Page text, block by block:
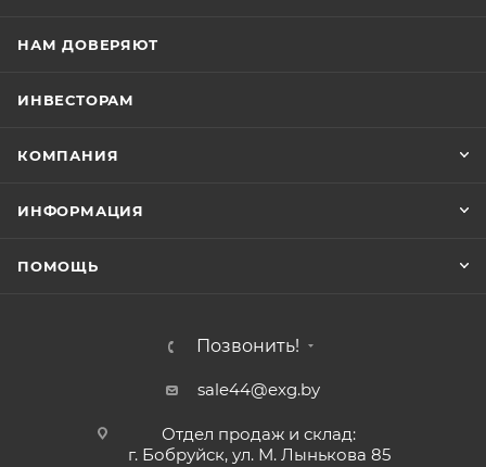
НАМ ДОВЕРЯЮТ
ИНВЕСТОРАМ
КОМПАНИЯ
ИНФОРМАЦИЯ
ПОМОЩЬ
Позвонить!
sale44@exg.by
Отдел продаж и склад:
г. Бобруйск, ул. М. Лынькова 85